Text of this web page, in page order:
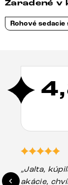
Zaradené v
Rohové
„Jalta,
akácie,